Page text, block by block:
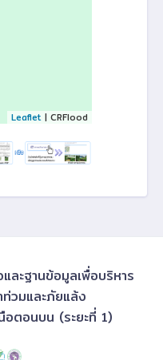
Leaflet | CRFlood
ละฐานข้อมูลเพื่อบริหาร
วมและภัยแล้ง
อตอนบน (ระยะที่ 1)